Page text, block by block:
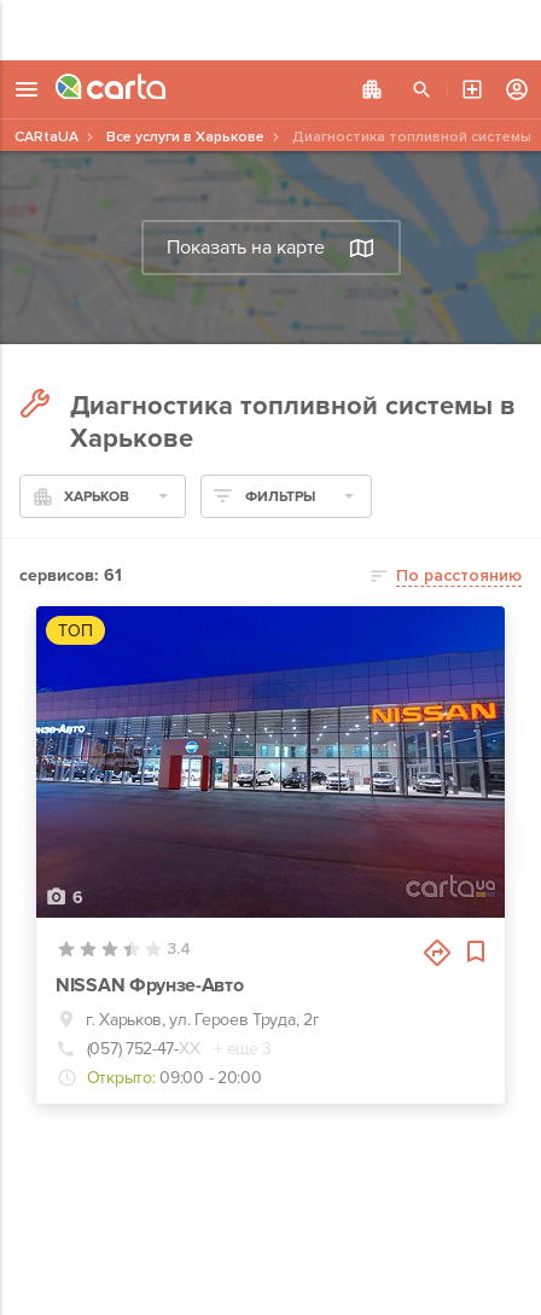
Показать на карте
CARtaUA Все услуги в Харькове Диагностика топливной системы
Диагностика топливной системы в
Харькове
ХАРЬКОВ ФИЛЬТРЫ
сервисов: 61 По расстоянию
ТОП
6
3.4
NISSAN Фрунзе-Авто
г. Харьков, ул. Героев Труда, 2г
(057) 752-47-ХХ
+ еще 3
Открыто: 09:00 - 20:00